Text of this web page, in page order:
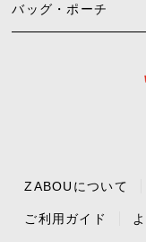
バッグ・ポーチ
ZABOUについて
ご利用ガイド